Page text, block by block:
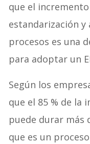
que el
estandarización
procesos es una
para adoptar un
Según los
que el 85 % de la
puede durar más
que es un